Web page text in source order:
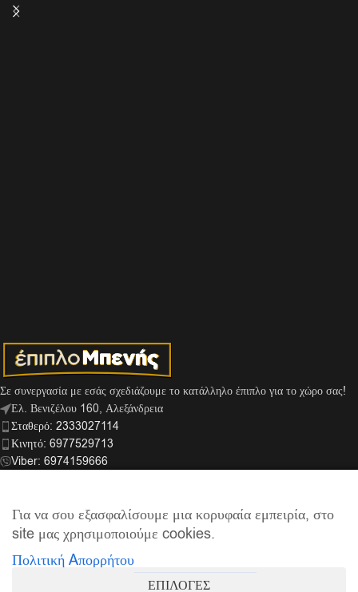
Σε συνεργασία με εσάς σχεδιάζουμε το κατάλληλο έπιπλο για το χώρο σας!
Ελ. Βενιζέλου 160, Αλεξάνδρεια
Σταθερό: 2333027114
Κινητό: 6977529713
Viber: 6974159666
ΣΎΝΔΕΣΜΟΙ
ΠΛΗΡΟΦΟΡΊΕΣ
| Supported by
Για να σου εξασφαλίσουμε μια κορυφαία εμπειρία, στο
site μας χρησιμοποιούμε cookies.
Πολιτική Aπορρήτου
ΕΠΙΛΟΓΕΣ